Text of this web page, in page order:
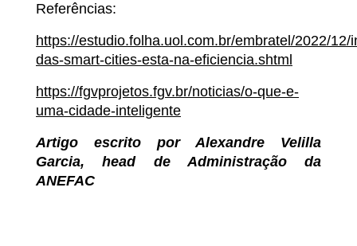
Referências:
https://estudio.folha.uol.com.br/embratel/2022/12/
das-smart-cities-esta-na-eficiencia.shtml
https://fgvprojetos.fgv.br/noticias/o-que-e-
uma-cidade-inteligente
Artigo escrito por Alexandre Velilla
Garcia, head de Administração da
ANEFAC